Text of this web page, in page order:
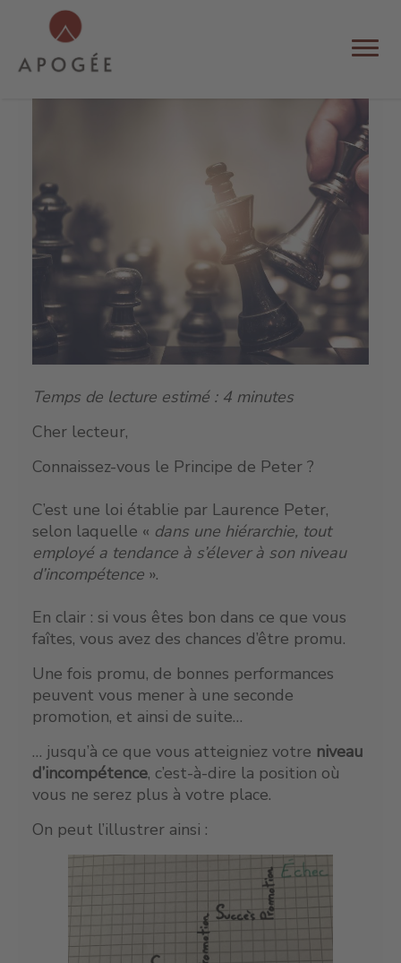
Par Marc
Temps de lecture estimé : 4 minutes
Cher lecteur,
Connaissez-vous le Principe de Peter ?
C’est une loi établie par Laurence Peter,
selon laquelle « dans une hiérarchie, tout
employé a tendance à s’élever à son niveau
d’incompétence ».
En clair : si vous êtes bon dans ce que vous
faîtes, vous avez des chances d’être promu.
Une fois promu, de bonnes performances
peuvent vous mener à une seconde
promotion, et ainsi de suite…
… jusqu’à ce que vous atteigniez votre niveau
d’incompétence, c’est-à-dire la position où
vous ne serez plus à votre place.
On peut l’illustrer ainsi :